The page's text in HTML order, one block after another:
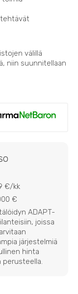
välillä
niin suunnitellaan
€/kk
€
ADAPT-
joissa
järjestelmiä
hinta